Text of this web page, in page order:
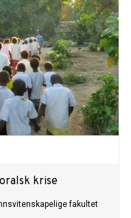
krise
fakultet